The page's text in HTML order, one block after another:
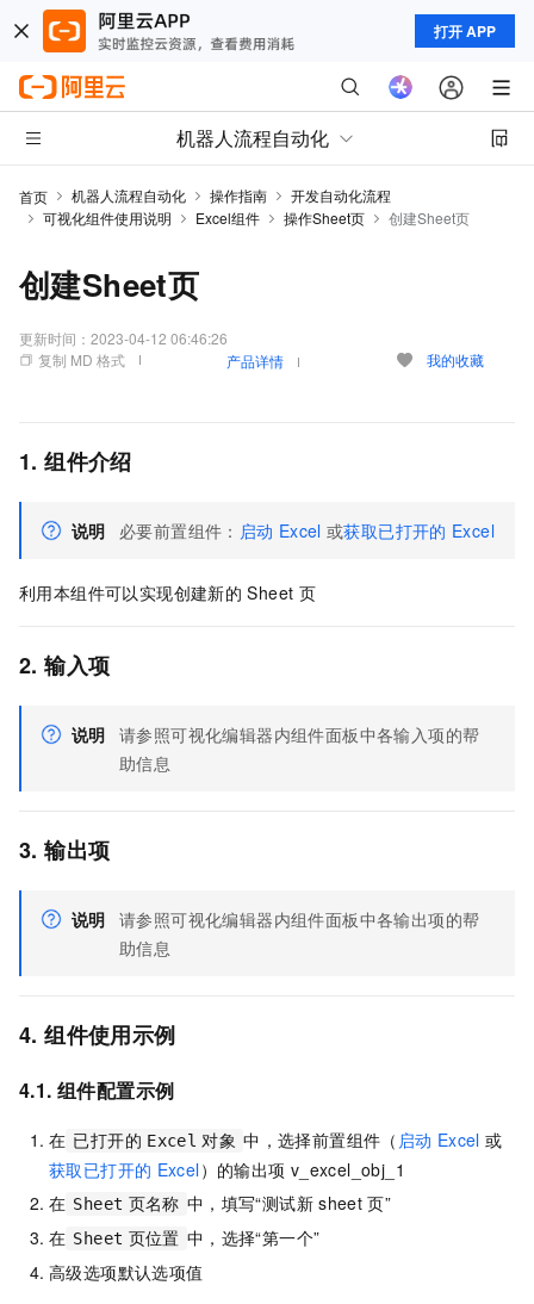
打开 APP
机器人流程自动化
首页 机器人流程自动化 操作指南
开发自动化流程
可视化组件使用说明
Excel组件 操作Sheet页 创建Sheet页
创建Sheet页
更新时间： 2023-04-12 06:46:26
复制 MD 格式
产品详情 我的收藏
1. 组件介绍
说明 必要前置组件： 启动 Excel 或获取已打开的 Excel
利用本组件可以实现创建新的 Sheet 页
2. 输入项
说明 请参照可视化编辑器内组件面板中各输入项的帮
助信息
3. 输出项
说明 请参照可视化编辑器内组件面板中各输出项的帮
助信息
4. 组件使用示例
4.1. 组件配置示例
在 已打开的 Excel 对象 中，选择前置组件（ 启动 Excel 或
获取已打开的 Excel）的输出项 v_excel_obj_1
在 Sheet 页名称 中，填写“测试新 sheet 页”
在 Sheet 页位置 中，选择“第一个”
高级选项默认选项值